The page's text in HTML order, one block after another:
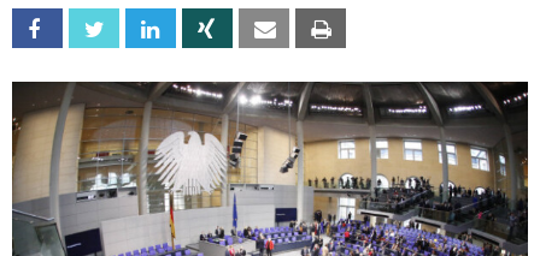
Facebook Twitter Linkedin Xing Email